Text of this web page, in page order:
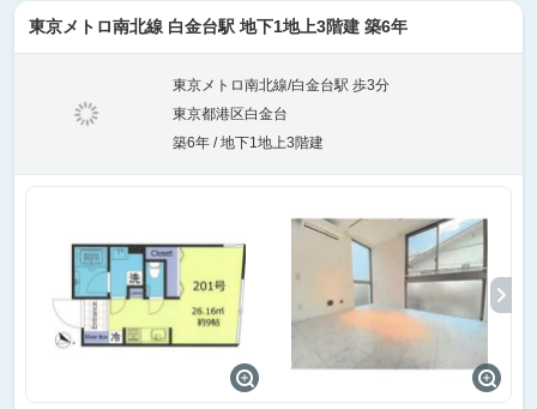
東京メトロ南北線 白金台駅 地下1地上3階建 築6年
東京メトロ南北線/白金台駅 歩3分
東京都港区白金台
築6年 / 地下1地上3階建